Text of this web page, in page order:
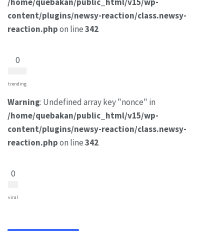
content/plugins/newsy-reaction/class.newsy-
reaction.phpon line342
0
trending
Warning: Undefined array key "nonce" in
/home/quebakan/public_html/v15/wp-
content/plugins/newsy-reaction/class.newsy-
reaction.phpon line342
0
viral